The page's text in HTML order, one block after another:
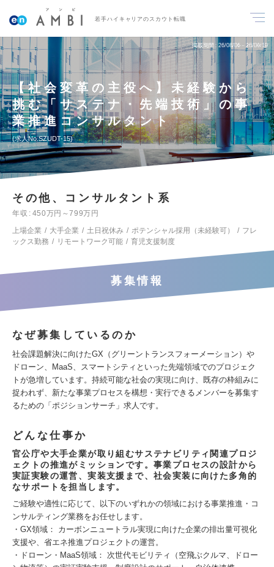
若手ハイキャリアのスカウト転職
掲載期間 26/08/06～26/08/19
【社会変革の主役へ】未経験から
挑む「サステナ・先端技術」の事
業推進コンサルタント
求人No.SZUDT-15
その他、コンサルタント系
年収
450万円～799万円
上場企業
大手企業 土日祝休み ポテンシャル採用（未経験可）
フレ
ックス勤務
リモートワーク可能 育児支援制度
募集情報
なぜ募集しているのか
社会課題解決に向けたGX（グリーントランスフォーメーション）や
ドローン、MaaS、スマートシティといった先端領域でのプロジェク
トが急増しています。持続可能な社会の実現に向け、既存の枠組みに
捉われず、新たな事業プロセスを構想・実行できるメンバーを募集す
るための「ポジションサーチ」求人です。
どんな仕事か
官公庁や大手企業が取り組むサステナビリティ関連プロジ
ェクトの推進がミッションです。事業プロセスの設計から
実証実験の運営、実装支援まで、社会実装に向けた多角的
なサポートを担当します。
ご経験や適性に応じて、以下のいずれかの領域における事業推進・コ
ンサルティング業務をお任せします。
・GX領域： カーボンニュートラル実現に向けた企業の排出量可視化
支援や、省エネ推進プロジェクトの運営。
・ドローン・MaaS領域： 次世代モビリティ（空飛ぶクルマ、ドロー